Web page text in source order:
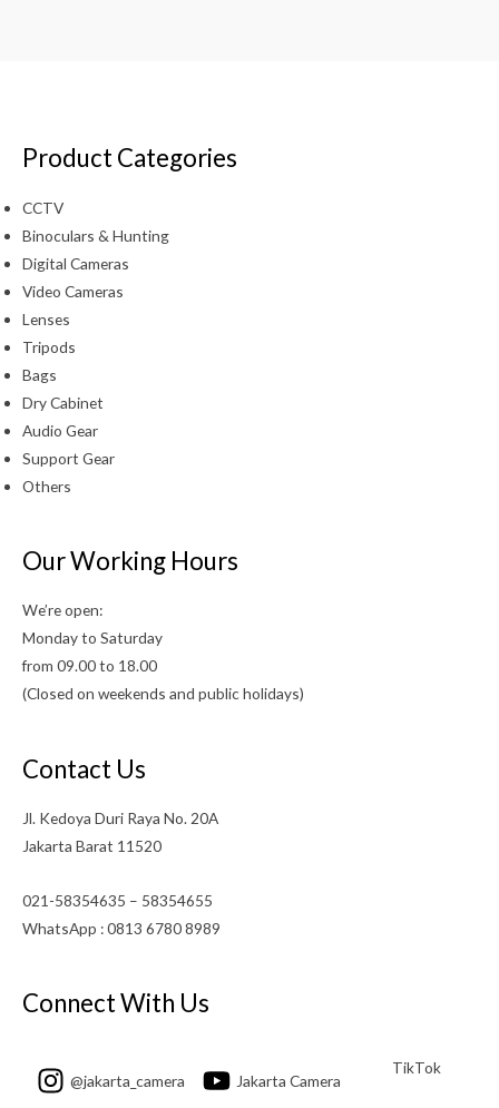
Product Categories
CCTV
Binoculars & Hunting
Digital Cameras
Video Cameras
Lenses
Tripods
Bags
Dry Cabinet
Audio Gear
Support Gear
Others
Our Working Hours
We’re open:
Monday to Saturday
from 09.00 to 18.00
(Closed on weekends and public holidays)
Contact Us
Jl. Kedoya Duri Raya No. 20A
Jakarta Barat 11520
021-58354635 – 58354655
WhatsApp : 0813 6780 8989
Connect With Us
@jakarta_camera Jakarta Camera
TikTok